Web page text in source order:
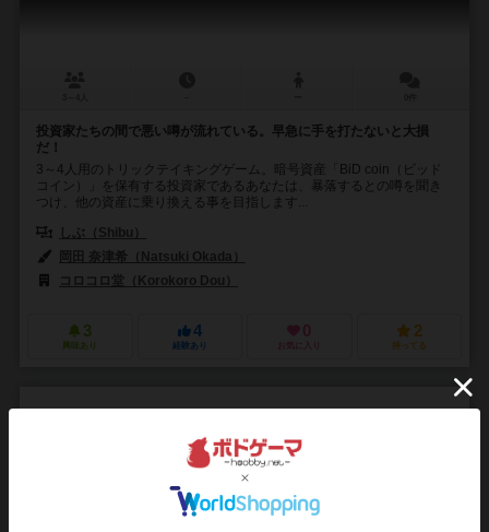
投資家たちの間で悪い噂が流れている。早急に手を打たないと大損
だ！
3～4人用のトリックテイキングゲーム。暗号資産「BiD coin（ビッド
コイン）」を保有する投資家であるあなたは、暴落するとの噂を聞き
つけ、他の資産に乗り換える事を目指します...
しぶ（Shibu）
岡田 奈津希（Natsuki Okada）
コロコロ堂（Korokoro Dou）
3
興味あり
4
経験あり
0
お気に入り
2
持ってる
ヴィヴィッド・メモリーズ
Vivid Memories
6.1